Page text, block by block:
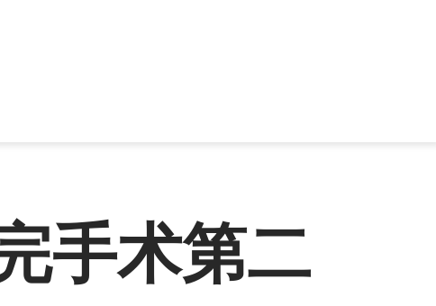
手术第二